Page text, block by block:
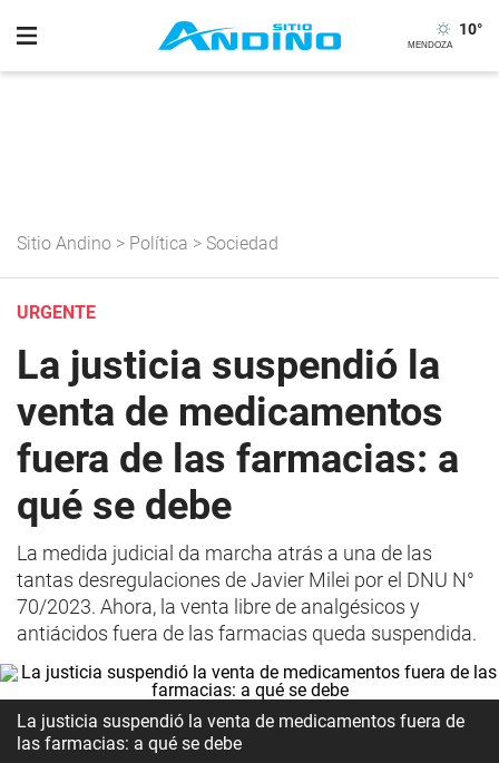
10°
Sitio Andino > Política > Sociedad
URGENTE
La justicia suspendió la
venta de medicamentos
fuera de las farmacias: a
qué se debe
La medida judicial da marcha atrás a una de las
tantas desregulaciones de Javier Milei por el DNU N°
70/2023. Ahora, la venta libre de analgésicos y
antiácidos fuera de las farmacias queda suspendida.
La justicia suspendió la venta de medicamentos fuera de
las farmacias: a qué se debe